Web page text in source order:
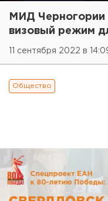
МИД Черногории
визовый режим
11 сентября 2022 в
Общество